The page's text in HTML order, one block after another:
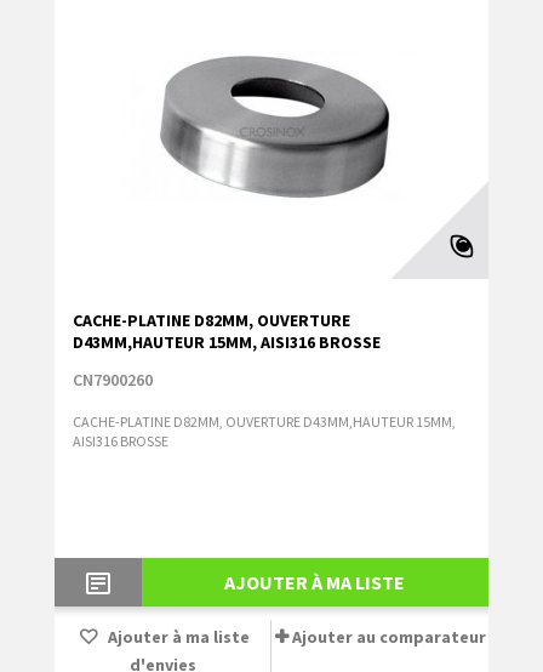
CACHE-PLATINE D82MM, OUVERTURE
D43MM,HAUTEUR 15MM, AISI316 BROSSE
CN7900260
CACHE-PLATINE D82MM, OUVERTURE D43MM,HAUTEUR 15MM,
AISI316 BROSSE
AJOUTER À MA LISTE
Ajouter à ma liste
d'envies
Ajouter au comparateur